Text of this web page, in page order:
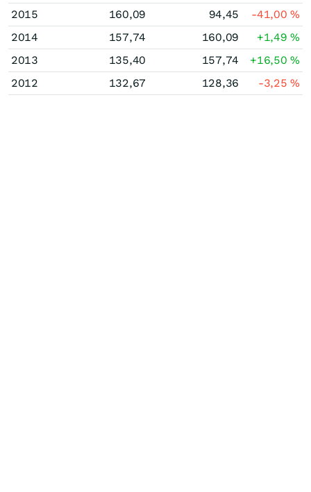
2015
160,09 94,45 -41,00%
2014
157,74 160,09 +1,49%
2013
135,40 157,74 +16,50%
2012
132,67 128,36 -3,25%